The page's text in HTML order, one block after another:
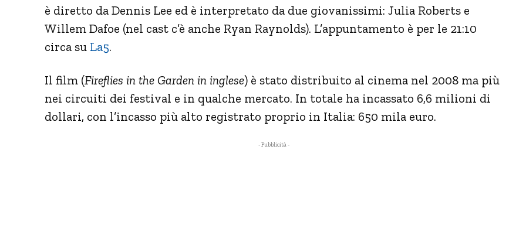
è diretto da Dennis Lee ed è interpretato da due giovanissimi: Julia Roberts e
Willem Dafoe (nel cast c’è anche Ryan Raynolds). L’appuntamento è per le 21:10
circa su La5.
Il film (Fireflies in the Garden in inglese) è stato distribuito al cinema nel 2008 ma più
nei circuiti dei festival e in qualche mercato. In totale ha incassato 6,6 milioni di
dollari, con l’incasso più alto registrato proprio in Italia: 650 mila euro.
- Pubblicità -